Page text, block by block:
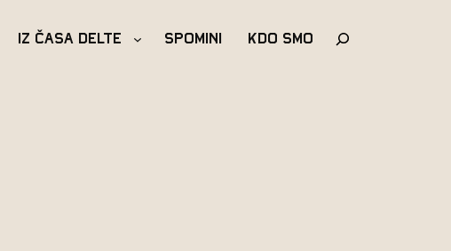
Iz časa Delte Spomini Kdo Smo Išči